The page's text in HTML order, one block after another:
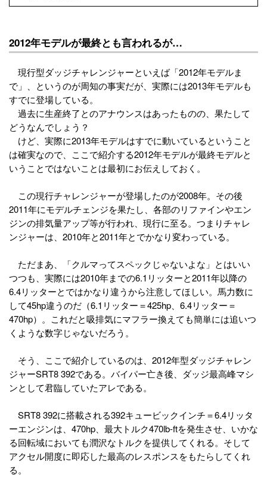
2012年モデルが最終とも言われるが…
現行型ダッジチャレンジャーといえば「2012年モデルま
で」、というのが周知の事実だが、実際には2013年モデルも
すでに登場している。
過去に生産終了とのアナウンスはあったものの、果たして
どうなんでしょう？
けど、実際に2013年モデルはすでに動いているということ
は確実なので、ここで紹介する2012年モデルが最終モデルと
いうことではないことは最初にお伝えしておく。
この現行チャレンジャーが登場したのが2008年。その後
2011年にモデルチェンジを果たし、各部のリファインやエン
ジンの排気量アップ等が行われ、現行に至る。つまりチャレ
ンジャーは、2010年と2011年とでかなり変わっている。
ただまあ、「クルマってスペックじゃないよな」とはいい
つつも、実際には2010年までの6.1リッターと2011年以降の
6.4リッターとではかなり違うから注意してほしい。馬力数に
して45hp違うのだ（6.1リッター＝425hp、6.4リッター＝
470hp）。これだと吸排気にマフラー換えても簡単には追いつ
くような数字じゃないだろう。
そう、ここで紹介しているのは、2012年型ダッジチャレン
ジャーSRT8 392である。バイパー亡き後、ダッジ最高峰マシ
ンとして君臨していたアレである。
SRT8 392に搭載される392キュービックインチ＝6.4リッタ
ーエンジンは、470hp、最大トルク470lb-ftを発生させ、いかな
る回転域においても潤沢なトルクを提供してくれる。そして
アクセル開度に即応した最高のレスポンスをもたらしてくれ
る。